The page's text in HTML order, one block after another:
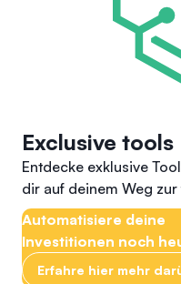
Exclusive tools
Entdecke exklusive
dir auf deinem Weg
Automatisiere deine
Investitionen noch
Erfahre hier mehr